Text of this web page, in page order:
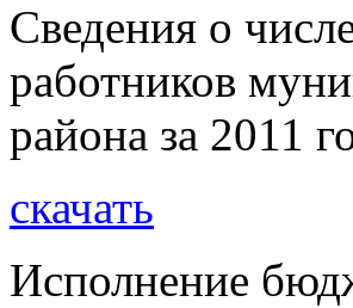
Сведения о
работников
района за 2011
скачать
Исполнение